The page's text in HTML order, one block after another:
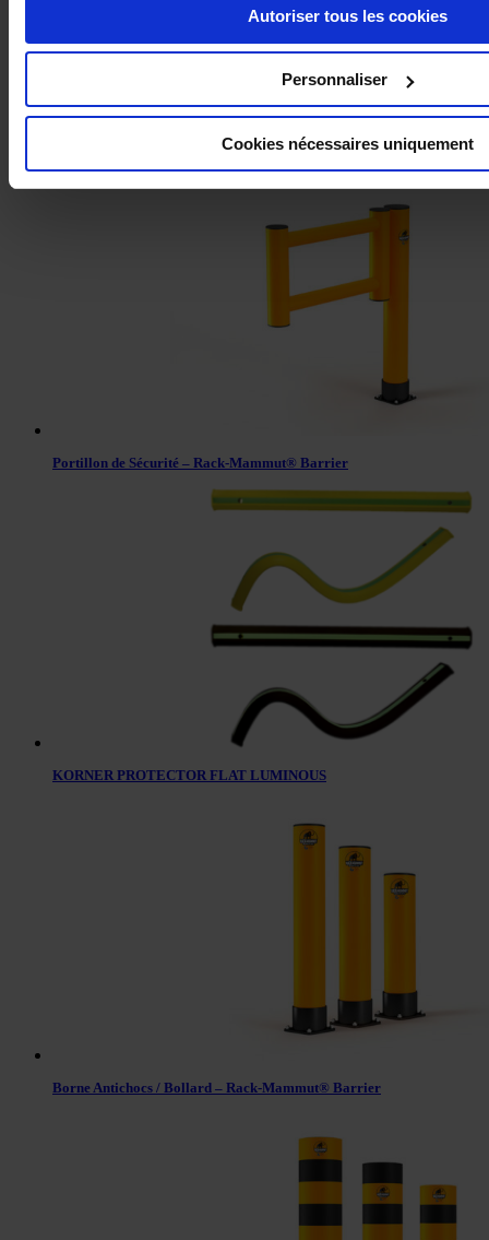
Autoriser tous les cookies
Personnaliser
Cookies nécessaires uniquement
Portillon de Sécurité – Rack-Mammut® Barrier
KORNER PROTECTOR FLAT LUMINOUS
Borne Antichocs / Bollard – Rack-Mammut® Barrier